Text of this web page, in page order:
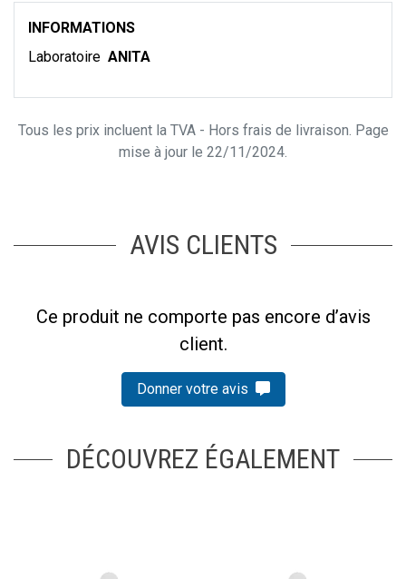
INFORMATIONS
Laboratoire ANITA
Tous les prix incluent la TVA - Hors frais de livraison. Page
mise à jour le 22/11/2024.
AVIS CLIENTS
Ce produit ne comporte pas encore d’avis
client.
Donner votre avis
DÉCOUVREZ ÉGALEMENT